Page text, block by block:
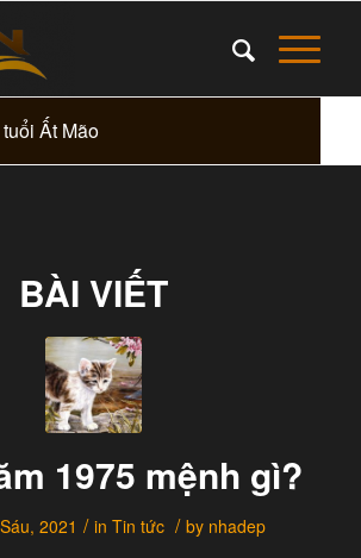
Ất Mão
BÀI VIẾT
1975 mệnh gì?
2021 / in Tin tức / by nhadep